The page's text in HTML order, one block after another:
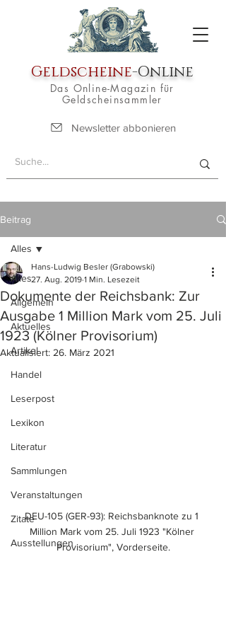
Geldscheine-Online
Das Online-Magazin für
Geldscheinsammler
Newsletter abbonieren
Beitrag
Alles
Allgemein
Aktuelles
Artikel
Handel
Leserpost
Lexikon
Literatur
Sammlungen
Veranstaltungen
Zitate
Ausstellungen
Alles
Dokumente der Reichsbank: Zur
Ausgabe 1 Million Mark vom 25. Juli
1923 (Kölner Provisorium)
Hans-Ludwig Besler (Grabowski)
27. Aug. 2019 1 Min. Lesezeit
Aktualisiert: 26. März 2021
DEU-105 (GER-93): Reichsbanknote zu 1
Million Mark vom 25. Juli 1923 "Kölner
Provisorium", Vorderseite.